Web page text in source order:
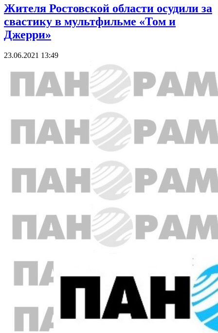
Жителя Ростовской области осудили за
свастику в мультфильме «Том и
Джерри»
23.06.2021 13:49